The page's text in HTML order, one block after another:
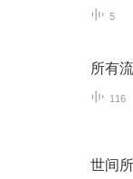
5
所有
116
世间